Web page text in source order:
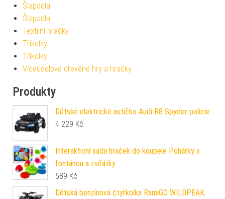
Šlapadla
Šlapadla
Textilní hračky
Tříkolky
Tříkolky
Víceúčelové dřevěné hry a hračky
Produkty
Dětské elektrické autíčko Audi R8 Spyder policie
4 229 Kč
Interaktivní sada hraček do koupele Pohárky s
fontánou a zvířátky
589 Kč
Dětská benzínová čtyřkolka RamiGO WILDPEAK